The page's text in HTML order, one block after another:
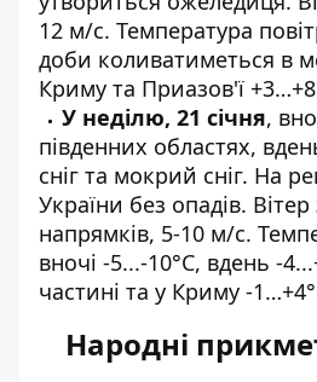
12 м/с. Температура
доби коливатиметься в
Криму та Приазов'ї
У неділю, 21 січня,
південних областях,
сніг та мокрий сніг. На
України без опадів.
напрямків, 5-10 м/с.
вночі -5...-10°С, вдень -
частині та у Криму -
Народні